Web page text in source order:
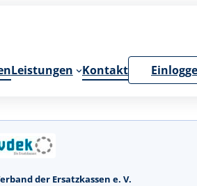
Leistungen Kontakt
der Ersatzkassen e. V.